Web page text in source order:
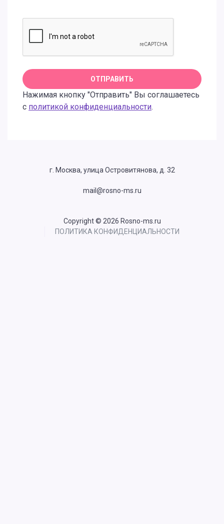
Нажимая кнопку "Отправить" Вы соглашаетесь
с политикой конфиденциальности.
г. Москва, улица Островитянова, д. 32
mail@rosno-ms.ru
Copyright © 2026 Rosno-ms.ru
ПОЛИТИКА КОНФИДЕНЦИАЛЬНОСТИ